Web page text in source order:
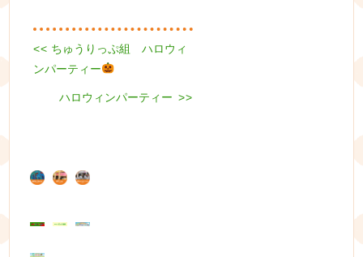
投
稿
ナ
ー
シ
Previous
post:
<< ちゅうりっぷ組 ハロウィ
ンパーティー
Next
ハロウィンパーティー >>